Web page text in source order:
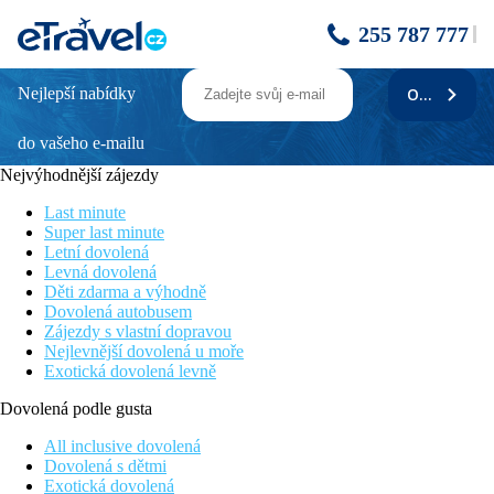
255 787 777
Castanheiro Boutique Hotel
Stylový hotel ve výhodné poloze v blízkosti historického centra
Funchalu
K dispozici malé SPA centrum
Příjemný hotel s přátelskou atmosférou
Poloha
V srdci historické zóny, vedle jezuitského paláce, 5 propojených
budov z různých historických etap. V okolí bary, restaurace,
obchody, přístav cca 500 m.
Vybavení
Vstupní hala s recepcí, výtah, směnárna, restaurace, restaurace a
la carte, 2 bary, konferenční místnost, kadeřnictví. Na střeše
bar u bazénu a terasa s lehátky, slunečníky a osuškami zdarma,
vířivka.
Nejlepší nabídky
do vašeho e-mailu
ODEBÍRAT
Nejvýhodnější zájezdy
Last minute
Super last minute
Letní dovolená
Levná dovolená
Děti zdarma a výhodně
Dovolená autobusem
Zájezdy s vlastní dopravou
Nejlevnější dovolená u moře
Exotická dovolená levně
Dovolená podle gusta
All inclusive dovolená
Dovolená s dětmi
Exotická dovolená